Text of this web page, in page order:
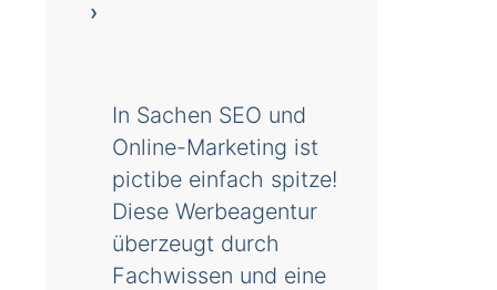
In Sachen SEO und
Online-Marketing ist
pictibe einfach spitze!
Diese Werbeagentur
überzeugt durch
Fachwissen und eine